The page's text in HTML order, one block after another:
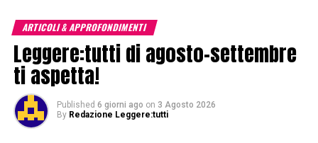
ARTICOLI & APPROFONDIMENTI
Leggere:tutti di agosto-settembre
ti aspetta!
Published 6 giorni ago on 3 Agosto 2026
By Redazione Leggere:tutti